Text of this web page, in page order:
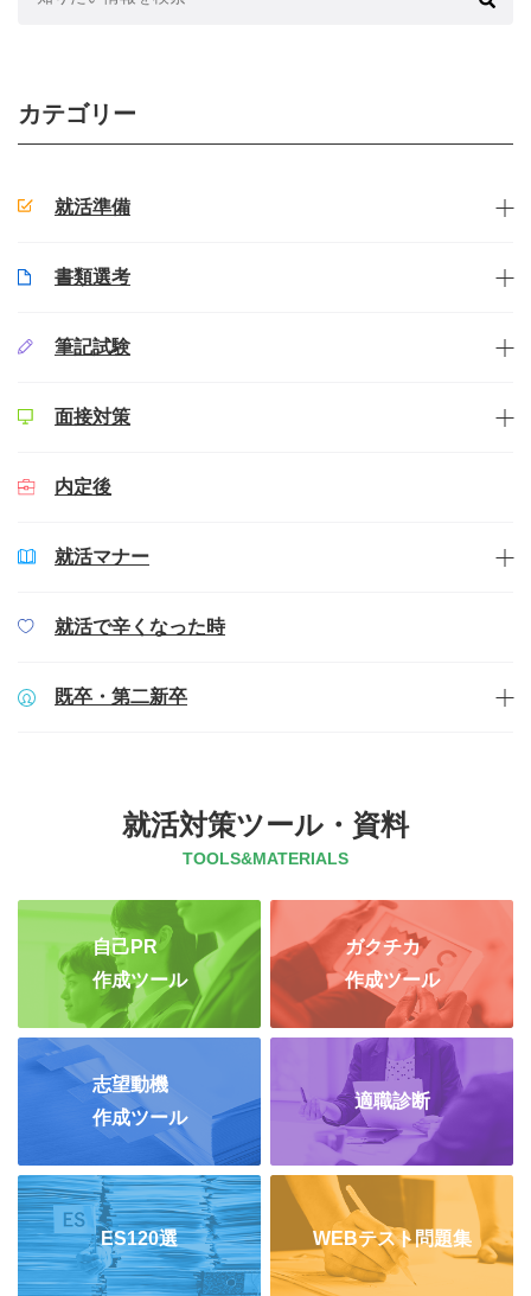
カテゴリー
就活準備
書類選考
筆記試験
面接対策
内定後
就活マナー
就活で辛くなった時
既卒・第二新卒
就活対策ツール・資料
TOOLS&MATERIALS
自己PR
作成ツール
ガクチカ
作成ツール
志望動機
作成ツール
適職診断
ES120選 WEBテスト問題集